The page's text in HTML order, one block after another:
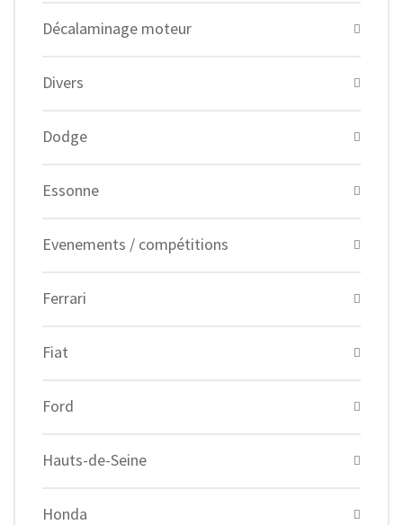
Décalaminage moteur
Divers
Dodge
Essonne
Evenements / compétitions
Ferrari
Fiat
Ford
Hauts-de-Seine
Honda